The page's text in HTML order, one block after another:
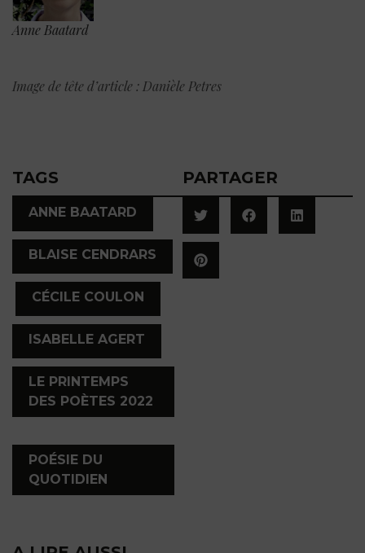
Anne Baatard
Image de tête d’article : Danièle Petres
TAGS
ANNE BAATARD
BLAISE CENDRARS
CÉCILE COULON
ISABELLE AGERT
LE PRINTEMPS
DES POÈTES 2022
POÉSIE DU
QUOTIDIEN
PARTAGER